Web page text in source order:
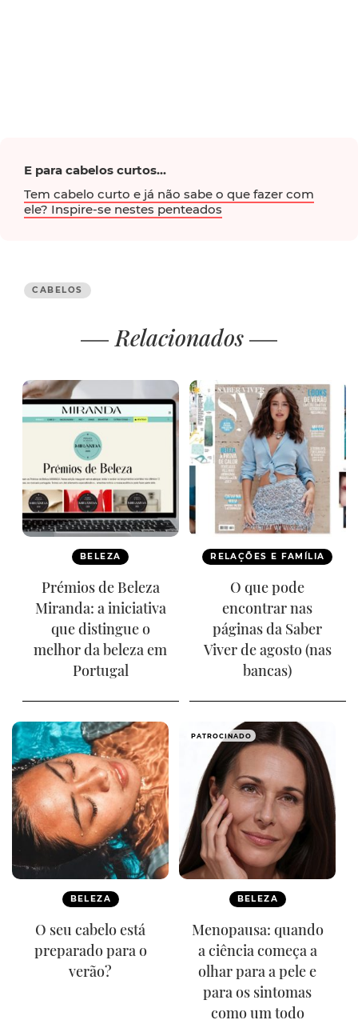
E para cabelos curtos...
Tem cabelo curto e já não sabe o que fazer com
ele? Inspire-se nestes penteados
CABELOS
Relacionados
BELEZA
Prémios de Beleza
Miranda: a iniciativa
que distingue o
melhor da beleza em
Portugal
RELAÇÕES E FAMÍLIA
O que pode
encontrar nas
páginas da Saber
Viver de agosto (nas
bancas)
BELEZA
O seu cabelo está
preparado para o
verão?
PATROCINADO
BELEZA
Menopausa: quando
a ciência começa a
olhar para a pele e
para os sintomas
como um todo